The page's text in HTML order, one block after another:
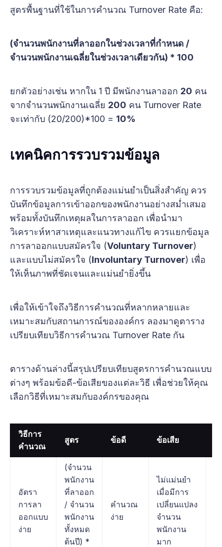
สูตรพื้นฐานที่ใช้ในการคำนวณ Turnover Rate คือ:
(จำนวนพนักงานที่ลาออกในช่วงเวลาที่กำหนด /
จำนวนพนักงานเฉลี่ยในช่วงเวลาเดียวกัน) * 100
ยกตัวอย่างเช่น หากใน 1 ปี มีพนักงานลาออก 20 คน
จากจำนวนพนักงานเฉลี่ย 200 คน Turnover Rate
จะเท่ากับ (20/200)*100 = 10%
เทคนิคการรวบรวมข้อมูล
การรวบรวมข้อมูลที่ถูกต้องแม่นยำเป็นสิ่งสำคัญ ควร
บันทึกข้อมูลการเข้าออกของพนักงานอย่างสม่ำเสมอ
พร้อมทั้งบันทึกเหตุผลในการลาออก เพื่อนำมา
วิเคราะห์หาสาเหตุและแนวทางแก้ไข ควรแยกข้อมูล
การลาออกแบบสมัครใจ (Voluntary Turnover)
และแบบไม่สมัครใจ (Involuntary Turnover) เพื่อ
ให้เห็นภาพที่ชัดเจนและแม่นยำยิ่งขึ้น
เพื่อให้เข้าใจถึงวิธีการคำนวณที่หลากหลายและ
เหมาะสมกับสถานการณ์ขององค์กร ลองมาดูตาราง
เปรียบเทียบวิธีการคำนวณ Turnover Rate กัน
ตารางด้านล่างนี้สรุปเปรียบเทียบสูตรการคำนวณแบบ
ต่างๆ พร้อมข้อดี-ข้อเสียของแต่ละวิธี เพื่อช่วยให้คุณ
เลือกวิธีที่เหมาะสมกับองค์กรของคุณ
วิธีการ
คำนวณ
สูตร ข้อดี ข้อเสีย
อัตรา
การลา
ออกแบบ
ง่าย
(จำนวน
พนักงาน
ที่ลาออก
/ จำนวน
พนักงาน
ทั้งหมด
ต้นปี) *
คำนวณ
ง่าย
ไม่แม่นยำ
เมื่อมีการ
เปลี่ยนแปลง
จำนวน
พนักงาน
มาก